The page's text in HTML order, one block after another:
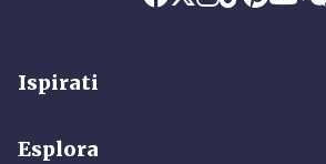
Ispirati
Esplora